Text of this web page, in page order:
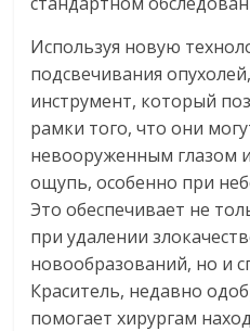
Используя новую
подсвечивания
инструмент, который
рамки того, что они
невооруженным глазом
ощупь, особенно при
Это обеспечивает не
при удалении
новообразований, но и
Краситель, недавно
помогает хирургам